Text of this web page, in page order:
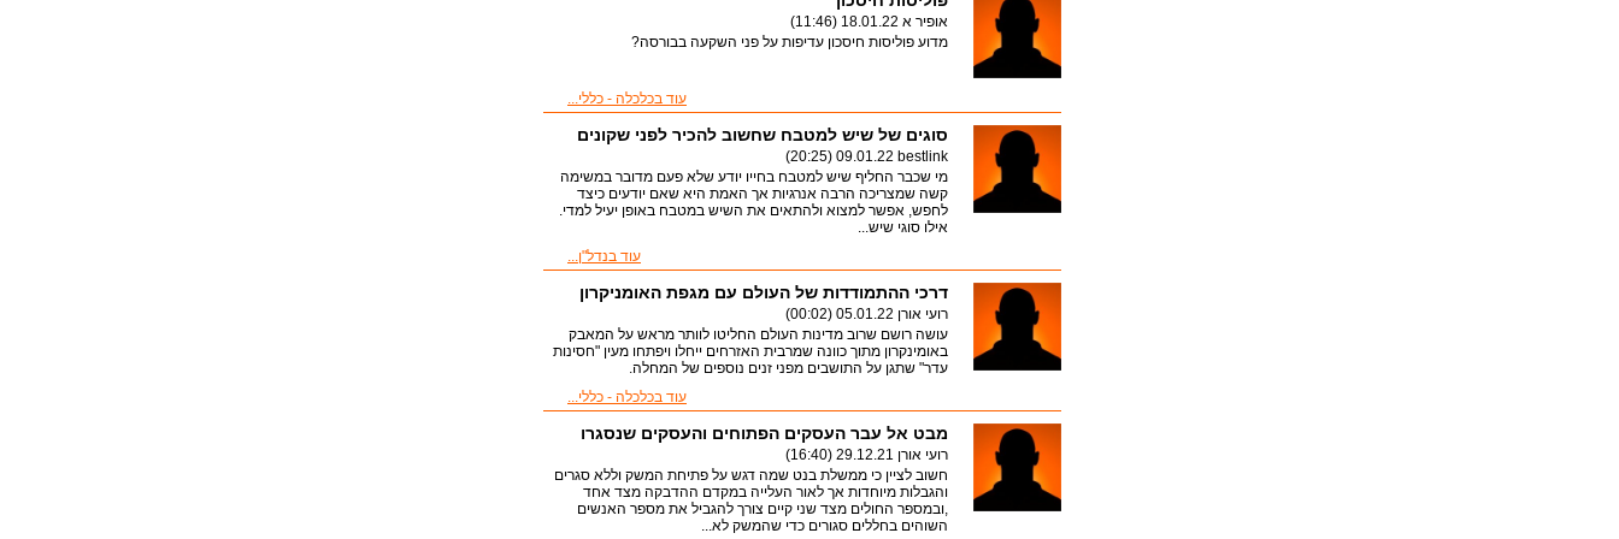
אופיר א 18.01.22 (11:46)
מדוע פוליסות חיסכון עדיפות על פני השקעה בבורסה?
עוד בכלכלה - כללי...
סוגים של שיש למטבח שחשוב להכיר לפני שקונים
bestlink
09.01.22 (20:25)
מי שכבר החליף שיש למטבח בחייו יודע שלא פעם מדובר במשימה
קשה שמצריכה הרבה אנרגיות אך האמת היא שאם יודעים כיצד
לחפש, אפשר למצוא ולהתאים את השיש במטבח באופן יעיל למדי.
אילו סוגי שיש...
עוד בנדל"ן...
דרכי ההתמודדות של העולם עם מגפת האומניקרון
רועי אורן 05.01.22 (00:02)
עושה רושם שרוב מדינות העולם החליטו לוותר מראש על המאבק
באומינקרון מתוך כוונה שמרבית האזרחים ייחלו ויפתחו מעין "חסינות
עדר" שתגן על התושבים מפני זנים נוספים של המחלה.
עוד בכלכלה - כללי...
מבט אל עבר העסקים הפתוחים והעסקים שנסגרו
רועי אורן 29.12.21 (16:40)
חשוב לציין כי ממשלת בנט שמה דגש על פתיחת המשק וללא סגרים
והגבלות מיוחדות אך לאור העלייה במקדם ההדבקה מצד אחד
,ובמספר החולים מצד שני קיים צורך להגביל את מספר האנשים
השוהים בחללים סגורים כדי שהמשק לא...